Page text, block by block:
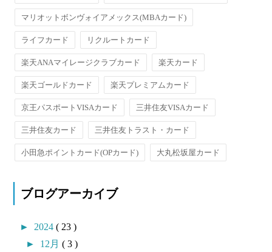
マリオットボンヴォイアメックス(MBAカード)
ライフカード リクルートカード
楽天ANAマイレージクラブカード 楽天カード
楽天ゴールドカード 楽天プレミアムカード
京王パスポートVISAカード 三井住友VISAカード
三井住友カード 三井住友トラスト・カード
小田急ポイントカード(OPカード) 大丸松坂屋カード
ブログアーカイブ
► 2024( 23 )
► 12月( 3 )